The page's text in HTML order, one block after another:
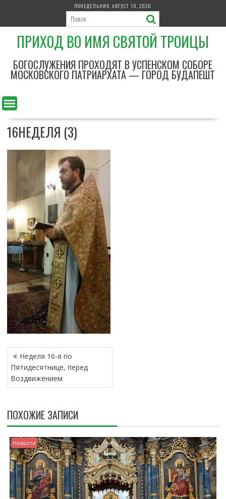
р
с
о
ПОНЕДЕЛЬНИК, АВГУСТ 10, 2026
ПРИХОД ВО ИМЯ СВЯТОЙ ТРОИЦЫ
БОГОСЛУЖЕНИЯ ПРОХОДЯТ В УСПЕНСКОМ СОБОРЕ
МОСКОВСКОГО ПАТРИАРХАТА — ГОРОД БУДАПЕШТ
16НЕДЕЛЯ (3)
Н
А
В
И
А
Ц
И
Я
П
О
З
А
Неделя 16-я по
Пятидесятнице, перед
Воздвижением
ПОХОЖИЕ ЗАПИСИ
Новости